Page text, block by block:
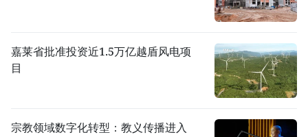
嘉莱省批准投资近1.5万亿越盾风电项
目
宗教领域数字化转型：教义传播进入